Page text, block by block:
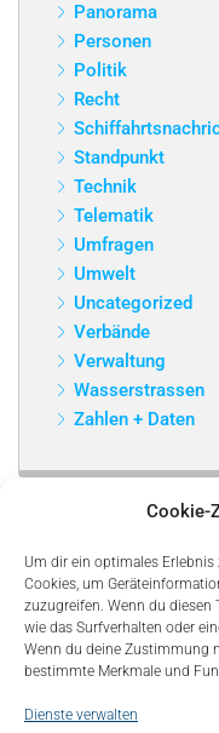
Cookie-
Um dir ein optimales
Cookies, um
zuzugreifen. Wenn du
wie das Surfverhalten oder
Wenn du deine Zustimmung
bestimmte Merkmale und
Dienste verwalten
Panorama
Personen
Politik
Recht
Standpunkt
Technik
Telematik
Umfragen
Umwelt
Uncategorized
Verbände
Verwaltung
Wasserstrassen
Zahlen + Daten